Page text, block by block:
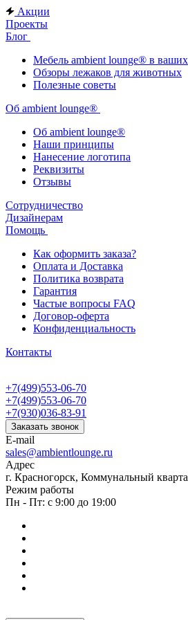
Акции
Проекты
Блог
Мебель ambient lounge® в ваших
Обзоры лежаков для животных
Полезные советы
Об ambient lounge®
Oб ambient lounge®
Наши принципы
Нанесение логотипа
Реквизиты
Отзывы
Сотрудничество
Дизайнерам
Помощь
Как оформить заказа?
Оплата и Доставка
Политика возврата
Гарантия
Частые вопросы FAQ
Договор-оферта
Конфиденциальность
Контакты
+7(499)553-06-70
+7(499)553-06-70
+7(930)036-83-91
Заказать звонок
E-mail
sales@ambientlounge.ru
Адрес
г. Красногорск, Коммунальный
Режим работы
Пн - Пт: с 9:00 до 19:00